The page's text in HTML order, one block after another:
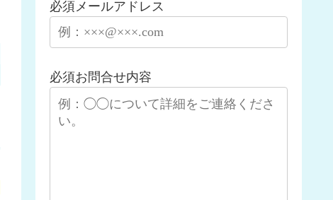
必須 メールアドレス
必須お問合せ内容